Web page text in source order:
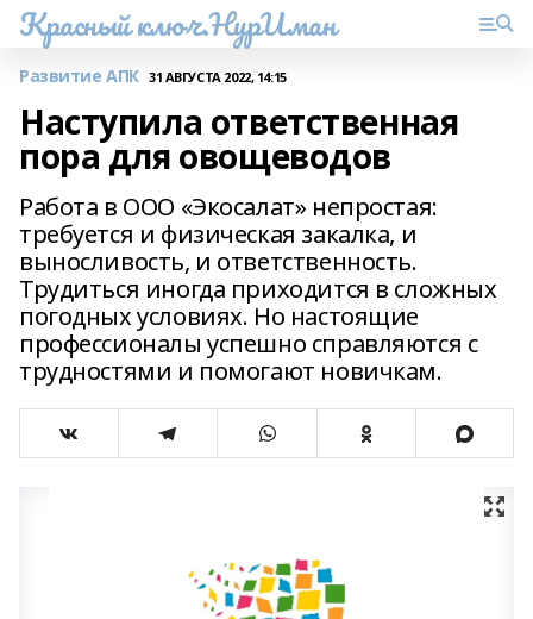
Красный ключ.НурИман
Развитие АПК 31 АВГУСТА 2022, 14:15
Наступила ответственная
пора для овощеводов
Работа в ООО «Экосалат» непростая:
требуется и физическая закалка, и
выносливость, и ответственность.
Трудиться иногда приходится в сложных
погодных условиях. Но настоящие
профессионалы успешно справляются с
трудностями и помогают новичкам.